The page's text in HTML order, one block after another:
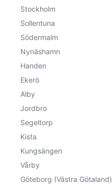
Stockholm
Sollentuna
Södermalm
Nynäshamn
Handen
Ekerö
Alby
Jordbro
Segeltorp
Kista
Kungsängen
Vårby
Göteborg (Västra Götaland)